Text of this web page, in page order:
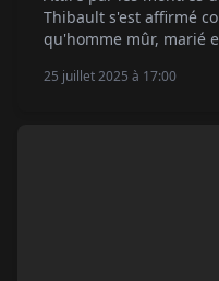
Thibault s'est affirmé
qu'homme mûr, marié
rattrape en faisant
25 juillet 2025 à 17:00